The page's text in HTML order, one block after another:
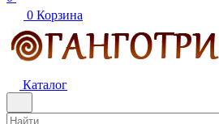
0 Корзина
Каталог